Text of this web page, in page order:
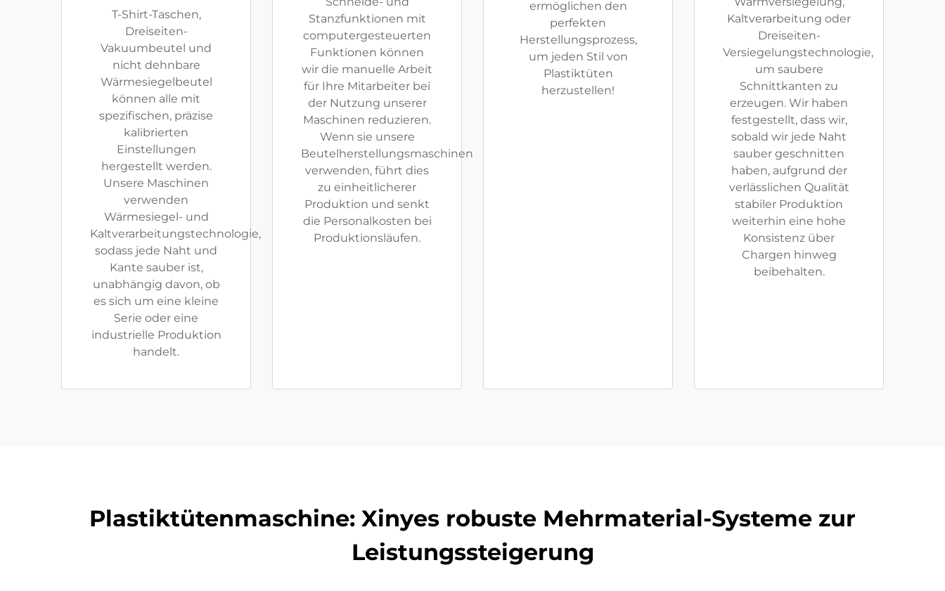
T-Shirt-Taschen,
Dreiseiten-
Vakuumbeutel und
nicht dehnbare
Wärmesiegelbeutel
können alle mit
spezifischen, präzise
kalibrierten
Einstellungen
hergestellt werden.
Unsere Maschinen
verwenden
Wärmesiegel- und
Kaltverarbeitungstechnologie,
sodass jede Naht und
Kante sauber ist,
unabhängig davon, ob
es sich um eine kleine
Serie oder eine
industrielle Produktion
handelt.
Stanzfunktionen mit
computergesteuerten
Funktionen können
wir die manuelle Arbeit
für Ihre Mitarbeiter bei
der Nutzung unserer
Maschinen reduzieren.
Wenn sie unsere
Beutelherstellungsmaschinen
verwenden, führt dies
zu einheitlicherer
Produktion und senkt
die Personalkosten bei
Produktionsläufen.
ermöglichen den
perfekten
Herstellungsprozess,
um jeden Stil von
Plastiktüten
herzustellen!
Kaltverarbeitung oder
Dreiseiten-
Versiegelungstechnologie,
um saubere
Schnittkanten zu
erzeugen. Wir haben
festgestellt, dass wir,
sobald wir jede Naht
sauber geschnitten
haben, aufgrund der
verlässlichen Qualität
stabiler Produktion
weiterhin eine hohe
Konsistenz über
Chargen hinweg
beibehalten.
Plastiktütenmaschine: Xinyes robuste Mehrmaterial-Systeme zur
Leistungssteigerung